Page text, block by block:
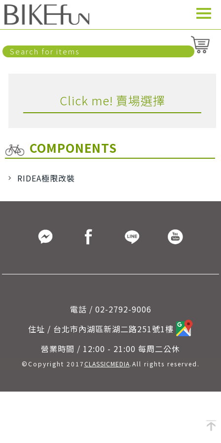
Click me! 賣場選擇
COMPONENTS
RIDEA極限改裝
電話 / 02-2792-9006
住址 / 台北市內湖區新湖二路251號1樓
營業時間 / 12:00 - 21:00 每周二公休
©Copyright 2017 CLASSICMEDIA.All rights reserved.